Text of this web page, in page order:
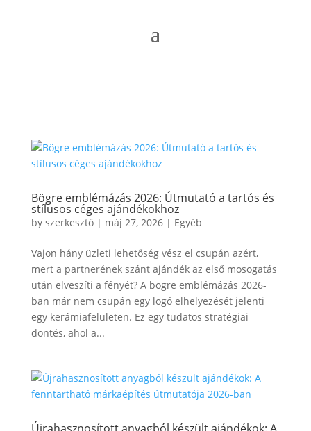
Bögre emblémázás 2026: Útmutató a tartós és
stílusos céges ajándékokhoz
by szerkesztő| máj 27, 2026| Egyéb
Vajon hány üzleti lehetőség vész el csupán azért,
mert a partnerének szánt ajándék az első mosogatás
után elveszíti a fényét? A bögre emblémázás 2026-
ban már nem csupán egy logó elhelyezését jelenti
egy kerámiafelületen. Ez egy tudatos stratégiai
döntés, ahol a...